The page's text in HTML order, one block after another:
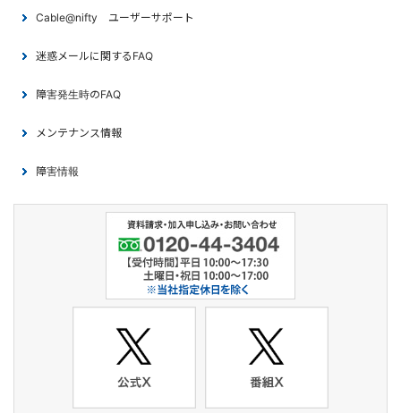
Cable@nifty ユーザーサポート
迷惑メールに関するFAQ
障害発生時のFAQ
メンテナンス情報
障害情報